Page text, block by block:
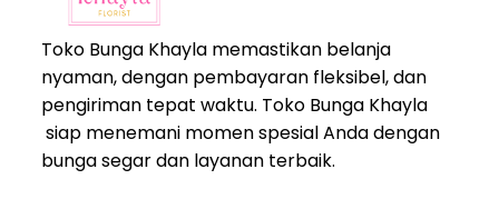
Toko Bunga Khayla memastikan belanja
nyaman, dengan pembayaran fleksibel, dan
pengiriman tepat waktu. Toko Bunga Khayla
siap menemani momen spesial Anda dengan
bunga segar dan layanan terbaik.